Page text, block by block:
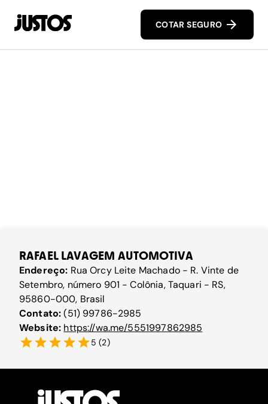
COTAR SEGURO
RAFAEL LAVAGEM AUTOMOTIVA
Endereço: Rua Orcy Leite Machado - R. Vinte de
Setembro, número 901 - Colônia, Taquari - RS,
95860-000, Brasil
Contato:(51) 99786-2985
Website: https://wa.me/5551997862985
5 (2)